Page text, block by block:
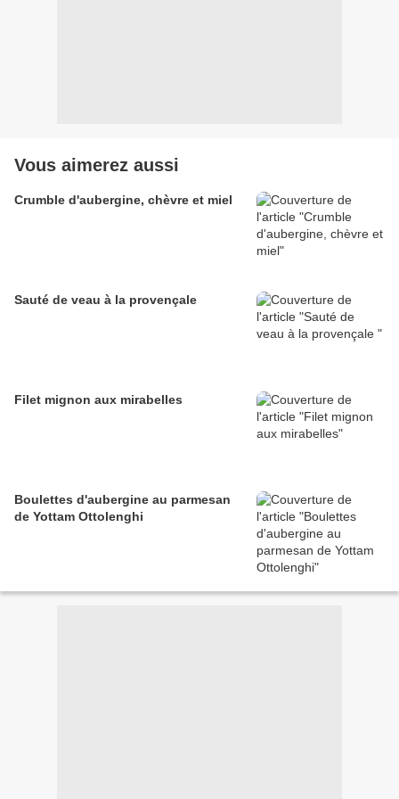
Vous aimerez aussi
Crumble d'aubergine, chèvre et miel
Sauté de veau à la provençale
Filet mignon aux mirabelles
Boulettes d'aubergine au parmesan
de Yottam Ottolenghi